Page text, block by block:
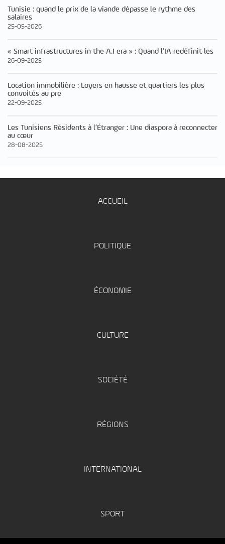
Tunisie : quand le prix de la viande dépasse le rythme des
salaires
25-05-2026
« Smart infrastructures in the A.I era » : Quand l’IA redéfinit les
26-09-2025
Location immobilière : Loyers en hausse et quartiers les plus
convoités au pre
22-09-2025
Les Tunisiens Résidents à l’Étranger : Une diaspora à reconnecter
au cœur
28-08-2025
ACCUEIL
POLITIQUE
ÉCONOMIE
CULTURE
SOCIÉTÉ
RÉGIONS
INTERNATIONAL
SPORT